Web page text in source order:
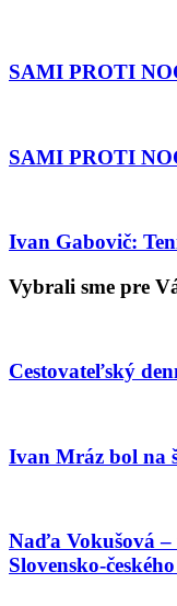
SAMI PROTI
SAMI PROTI
Ivan Gabovič:
Vybrali sme pre
Cestovateľský
Ivan Mráz bol na
Naďa Vokušová
Slovensko-